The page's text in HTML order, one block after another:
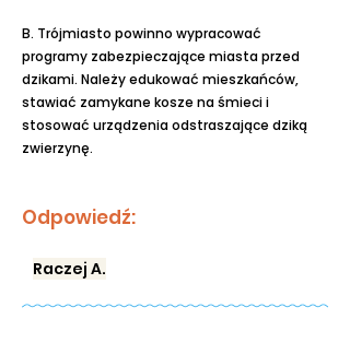
B. Trójmiasto powinno wypracować
programy zabezpieczające miasta przed
dzikami. Należy edukować mieszkańców,
stawiać zamykane kosze na śmieci i
stosować urządzenia odstraszające dziką
zwierzynę.
Odpowiedź:
Raczej A.